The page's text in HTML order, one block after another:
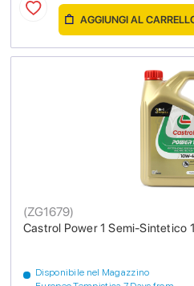
AGGIUNGI AL
Castrol Power 1 Semi-Sintetico
(ZG1679)
Disponibile nel Magazzino